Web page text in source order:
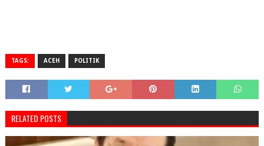
TAGS: ACEH POLITIK
RELATED POSTS